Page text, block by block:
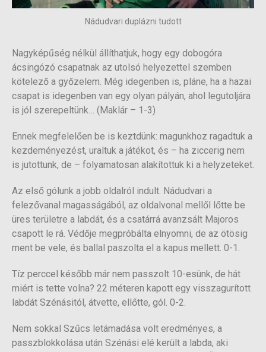
Nádudvari duplázni tudott
Nagyképűség nélkül állíthatjuk, hogy egy dobogóra
ácsingózó csapatnak az utolsó helyezettel szemben
kötelező a győzelem. Még idegenben is, pláne, ha a hazai
csapat is idegenben van egy olyan pályán, ahol legutoljára
is jól szerepeltünk… (Maklár – 1-3)
Ennek megfelelően be is keztdünk: magunkhoz ragadtuk a
kezdeményezést, uraltuk a játékot, és – ha ziccerig nem
is jutottunk, de – folyamatosan alakítottuk ki a helyzeteket.
Az első gólunk a jobb oldalról indult. Nádudvari a
felezővanal magasságából, az oldalvonal mellől lőtte be
üres területre a labdát, és a csatárrá avanzsált Majoros
csapott le rá. Védője megpróbálta elnyomni, de az ötösig
ment be vele, és ballal paszolta el a kapus mellett. 0-1.
Tíz perccel később már nem passzolt 10-esünk, de hát
miért is tette volna? 22 méteren kapott egy visszagurított
labdát Szénásitól, átvette, ellőtte, gól. 0-2.
Nem sokkal Szűcs letámadása volt eredményes, a
passzblokkolása után Szénási elé került a labda, aki